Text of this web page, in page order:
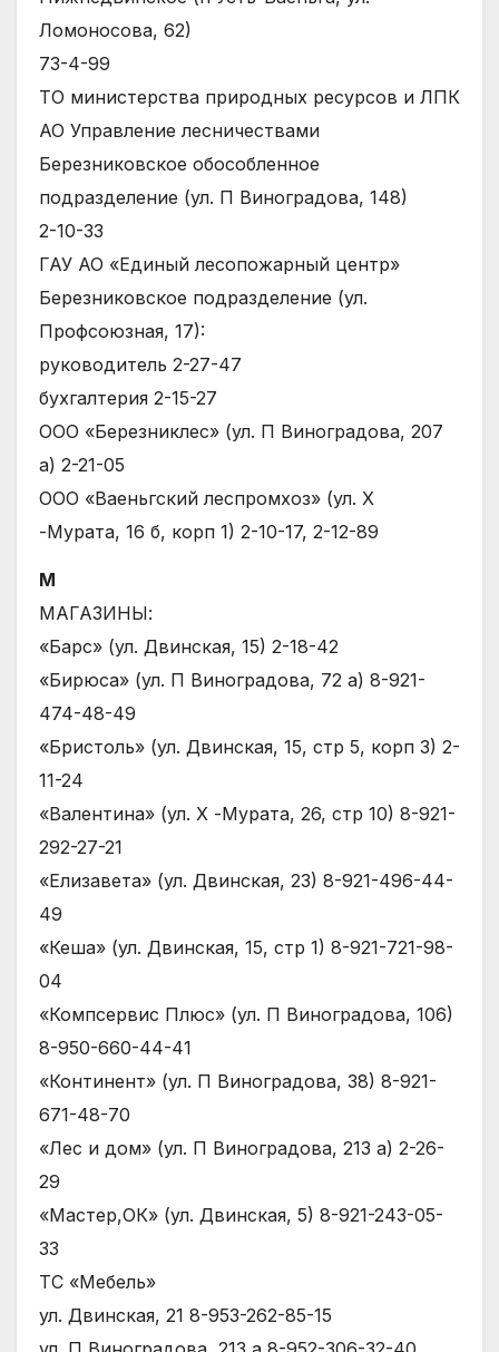
Ломоносова, 62)
73-4-99
ТО министерства природных ресурсов и ЛПК
АО Управление лесничествами
Березниковское обособленное
подразделение (ул. П Виноградова, 148)
2-10-33
ГАУ АО «Единый лесопожарный центр»
Березниковское подразделение (ул.
Профсоюзная, 17):
руководитель 2-27-47
бухгалтерия 2-15-27
ООО «Березниклес» (ул. П Виноградова, 207
а) 2-21-05
ООО «Ваеньгский леспромхоз» (ул. Х
-Мурата, 16 б, корп 1) 2-10-17, 2-12-89
М
МАГАЗИНЫ:
«Барс» (ул. Двинская, 15) 2-18-42
«Бирюса» (ул. П Виноградова, 72 а) 8-921-
474-48-49
«Бристоль» (ул. Двинская, 15, стр 5, корп 3) 2-
11-24
«Валентина» (ул. Х -Мурата, 26, стр 10) 8-921-
292-27-21
«Елизавета» (ул. Двинская, 23) 8-921-496-44-
49
«Кеша» (ул. Двинская, 15, стр 1) 8-921-721-98-
04
«Компсервис Плюс» (ул. П Виноградова, 106)
8-950-660-44-41
«Континент» (ул. П Виноградова, 38) 8-921-
671-48-70
«Лес и дом» (ул. П Виноградова, 213 а) 2-26-
29
«Мастер,ОК» (ул. Двинская, 5) 8-921-243-05-
33
ТС «Мебель»
ул. Двинская, 21 8-953-262-85-15